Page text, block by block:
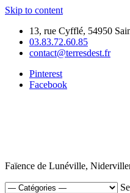
Skip to content
13, rue Cyfflé, 54950
03.83.72.60.85
contact@terresdest.fr
Pinterest
Facebook
Faïence de Lunéville,